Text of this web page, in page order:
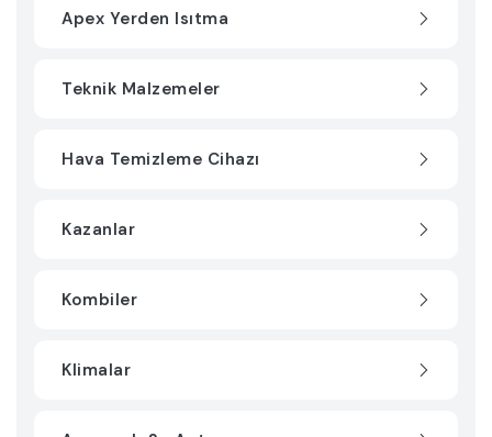
Apex Yerden Isıtma
Teknik Malzemeler
Hava Temizleme Cihazı
Kazanlar
Kombiler
Klimalar